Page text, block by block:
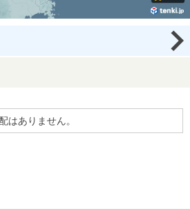
はありません。